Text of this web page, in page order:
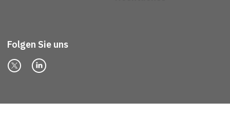
Folgen Sie uns